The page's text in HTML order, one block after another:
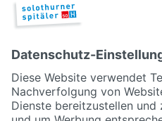
Zentralwäscherei
HEBSORG
Spital Club